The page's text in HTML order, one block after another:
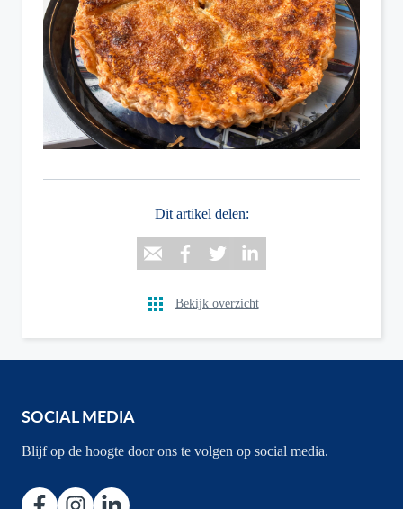
Dit artikel delen:
Bekijk overzicht
SOCIAL MEDIA
Blijf op de hoogte door ons te volgen op social media.